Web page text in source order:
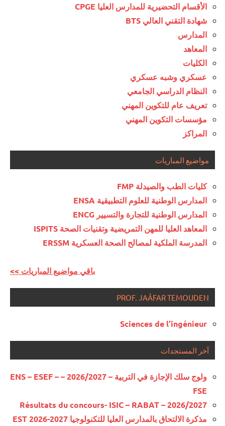
الأقسام التحضيرية للمدارس العليا CPGE
شهادة التقني العالي BTS
المدارس
المعاهد
الكليات
عسكري وشبه عسكري
النظام الدراسي الجامعي
تعريف عام للتكوين المهني
مؤسسات التكوين المهني
المراكز
مواضيع المباريات
كليات الطب والصيدلة FMP
المدارس الوطنية للعلوم التطبيقية ENSA
المدارس الوطنية للتجارة والتسيير ENCG
المعاهد العليا للمهن التمريضية وتقنيات الصحة ISPITS
المدرسة الملكية لمصالح الصحة العسكرية ERSSM
<< باقي مواضيع المباريات
PROF. JAÂFAR TEMOUDEN
Sciences de l’ingénieur
آخر المستجدات
ولوج سلك الإجازة في التربية – 2026/2027 – ENS – ESEF –
FSE
Résultats du concours- ISIC – RABAT – 2026/2027
مذكرة الالتحاق بالمدارس العليا للتكنولوجيا EST 2026-2027